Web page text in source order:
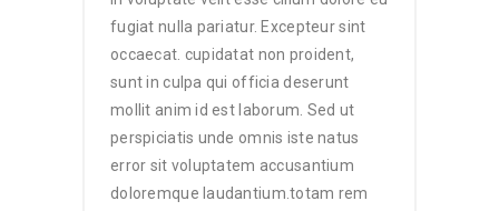
fugiat nulla pariatur. Excepteur sint
occaecat. cupidatat non proident,
sunt in culpa qui officia deserunt
mollit anim id est laborum. Sed ut
perspiciatis unde omnis iste natus
error sit voluptatem accusantium
doloremque laudantium.totam rem